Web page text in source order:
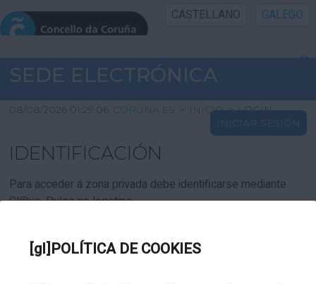
[gl]POLÍTICA DE COOKIES
CASTELLANO GALEGO
INICIO SEDE
INICIO
INFORMACIÓN PÚBLICA
CARTAFOL CIDADÁN
SEDE ELECTRÓNICA
08/08/2026 01:29:06 CORUNA.ES > INICIO > LOGIN
INICIAR SESIÓN
IDENTIFICACIÓN
Para acceder á zona privada debe identificarse mediante
Cl@ve. Pulse no logotipo